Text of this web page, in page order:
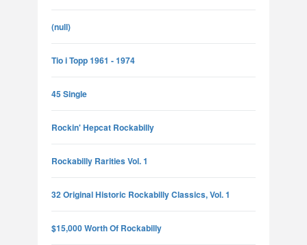
(null)
Tio i Topp 1961 - 1974
45 Single
Rockin' Hepcat Rockabilly
Rockabilly Rarities Vol. 1
32 Original Historic Rockabilly Classics, Vol. 1
$15,000 Worth Of Rockabilly